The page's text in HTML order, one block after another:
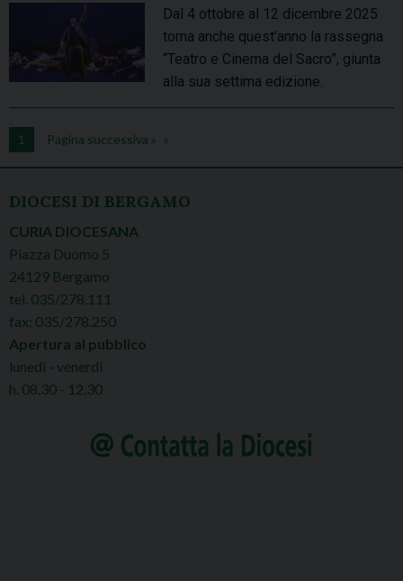
Dal 4 ottobre al 12 dicembre 2025
torna anche quest’anno la rassegna
“Teatro e Cinema del Sacro”, giunta
alla sua settima edizione.
1 Pagina successiva »
DIOCESI DI BERGAMO
CURIA DIOCESANA
Piazza Duomo 5
24129 Bergamo
tel. 035/278.111
fax: 035/278.250
Apertura al pubblico
lunedì - venerdì
h. 08.30 - 12.30